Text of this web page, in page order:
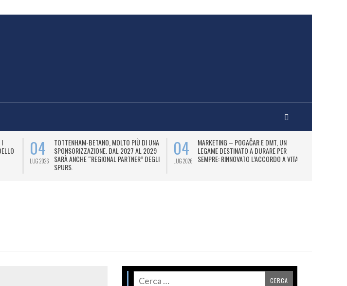
I
04
LUG 2026
TOTTENHAM-BETANO, MOLTO PIÙ DI UNA
SPONSORIZZAZIONE. DAL 2027 AL 2029
SARÀ ANCHE “REGIONAL PARTNER” DEGLI
SPURS.
04
LUG 2026
MARKETING – POGAČAR E DMT, UN
LEGAME DESTINATO A DURARE PER
SEMPRE: RINNOVATO L’ACCORDO A VITA.